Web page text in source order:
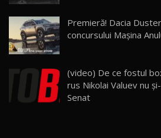
25
mai Exclusiv și
Moldova
32:21
AutoBlog.MD
10:57
Premieră! Dacia
concursului Mașina
(video) De ce fostul
rus Nikolai Valuev nu
Senat